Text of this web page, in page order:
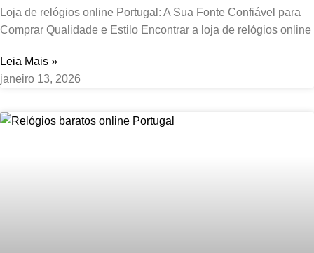
Loja de relógios online Portugal: A Sua Fonte Confiável para
Comprar Qualidade e Estilo Encontrar a loja de relógios online
Leia Mais »
janeiro 13, 2026